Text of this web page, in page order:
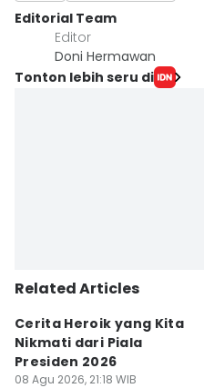
Editorial Team
Editor
Doni Hermawan
Tonton lebih seru di
Related Articles
Cerita Heroik yang Kita
Nikmati dari Piala
Presiden 2026
08 Agu 2026, 21:18 WIB